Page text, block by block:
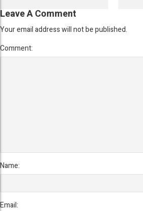
Leave A Comment
Your email address will not be published.
Comment:
Name:
Email: